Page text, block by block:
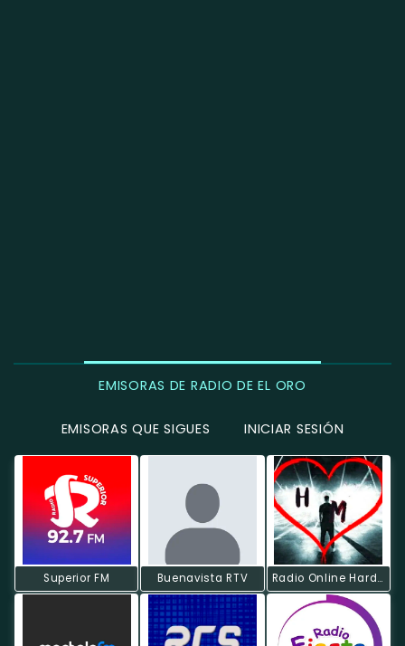
EMISORAS DE RADIO DE EL ORO
EMISORAS QUE SIGUES INICIAR SESIÓN
Superior FM Buenavista RTV Radio Online Hardstyle Memes